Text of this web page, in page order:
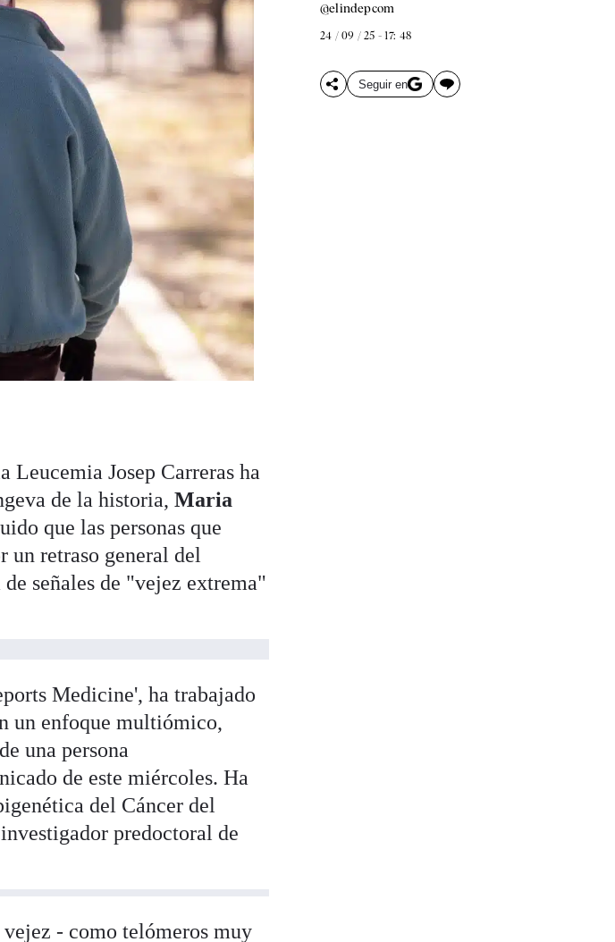
@elindepcom
24 / 09 / 25 - 17: 48
Seguir en
Josep Carreras ha
de la historia,Maria
que las personas que
un retraso general del
señales de "vejez extrema"
Medicine', ha trabajado
un enfoque multiómico,
una persona
de este miércoles. Ha
del Cáncer del
predoctoral de
- como telómeros muy